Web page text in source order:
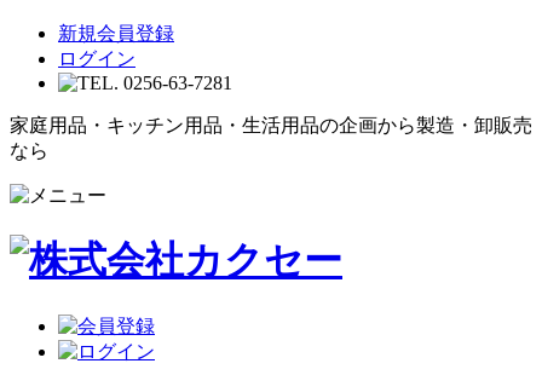
新規会員登録
ログイン
家庭用品・キッチン用品・生活用品の企画から製造・卸販売
なら